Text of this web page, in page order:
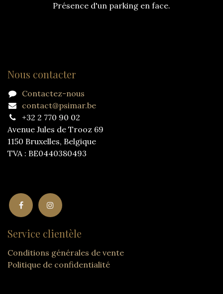
Présence d'un parking en face.
Nous contacter
Contactez-nous
contact@psimar.be
+32 2 770 90 02
Avenue Jules de Trooz 69
1150 Bruxelles, Belgique
TVA : BE0440380493
Service clientèle
Conditions générales de vente
Politique de confidentialité